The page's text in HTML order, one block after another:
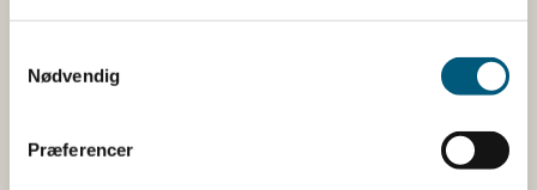
Nødvendig
Præferencer
fødevarekæden fra jord til bord med fokus på
officielle Kostråd og smileykontroller, som du kender